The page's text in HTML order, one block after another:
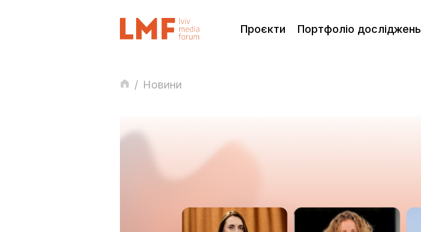
Проєкти Портфоліо досліджень
/ Новини